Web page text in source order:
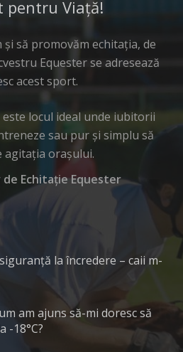
pentru Viață!
să promovăm echitația, de
Equester se adresează
acest sport.
locul ideal unde iubitorii
sau pur și simplu să
agitația orașului.
Echitație Equester
la încredere – caii m-
am ajuns să-mi doresc să
-18°C?